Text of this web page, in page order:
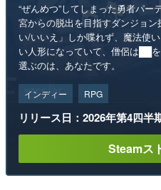
“ぜんめつ”してしまった勇者パ
宮からの脱出を目指すダンジョ
い/いいえ」しか喋れず、魔法使
い人形になっていて、僧侶は██
選ぶのは、あなたです。
インディー RPG
リリース日：2026年第4四半
Steamス